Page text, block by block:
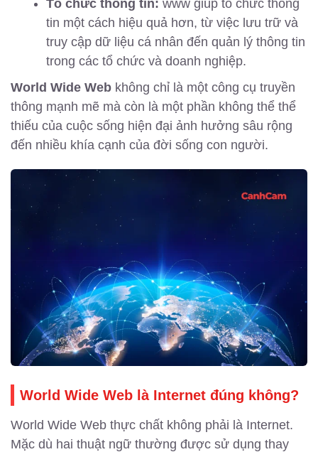
Tổ chức thông tin: www giúp tổ chức thông
tin một cách hiệu quả hơn, từ việc lưu trữ và
truy cập dữ liệu cá nhân đến quản lý thông tin
trong các tổ chức và doanh nghiệp.
World Wide Web không chỉ là một công cụ truyền
thông mạnh mẽ mà còn là một phần không thể thể
thiếu của cuộc sống hiện đại ảnh hưởng sâu rộng
đến nhiều khía cạnh của đời sống con người.
World Wide Web là Internet đúng không?
World Wide Web thực chất không phải là Internet.
Mặc dù hai thuật ngữ thường được sử dụng thay